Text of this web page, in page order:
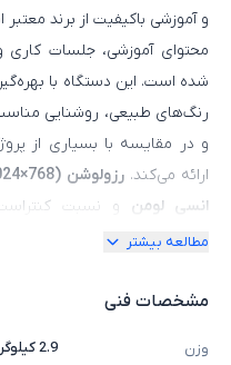
و آموزشی باکیفیت از برند
محتوای آموزشی، جلسات
شده است. این دستگاه با
رنگ‌های طبیعی، روشنایی
و در مقایسه با بسیاری از
ارائه می‌کند.رزولوشن XGA (1024×768)
انسی‌ لومن
و نسبت
محیط‌های اداری و آموزشی با
مطالعه بیشتر
مشخصات فنی
وزن 2.9 کیلوگرم